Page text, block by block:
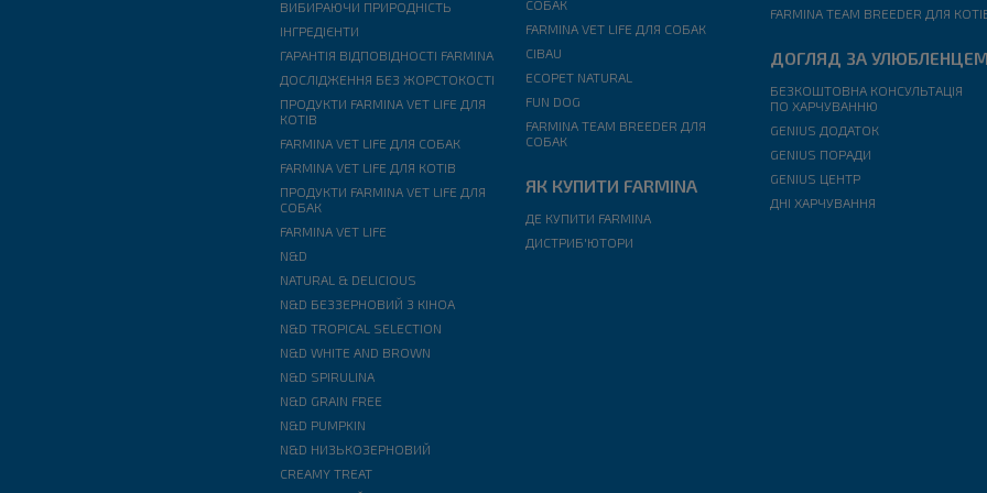
ВИБИРАЮЧИ ПРИРОДНІСТЬ
ІНГРЕДІЄНТИ
ГАРАНТІЯ ВІДПОВІДНОСТІ FARMINA
ДОСЛІДЖЕННЯ БЕЗ ЖОРСТОКОСТІ
ПРОДУКТИ FARMINA VET LIFE ДЛЯ
КОТІВ
FARMINA VET LIFE ДЛЯ СОБАК
FARMINA VET LIFE ДЛЯ КОТІВ
ПРОДУКТИ FARMINA VET LIFE ДЛЯ
СОБАК
FARMINA VET LIFE
N&D
NATURAL & DELICIOUS
N&D БЕЗЗЕРНОВИЙ З КІНОА
N&D TROPICAL SELECTION
N&D WHITE AND BROWN
N&D SPIRULINA
N&D GRAIN FREE
N&D PUMPKIN
N&D НИЗЬКОЗЕРНОВИЙ
CREAMY TREAT
СОБАК
FARMINA VET LIFE ДЛЯ СОБАК
CIBAU
ECOPET NATURAL
FUN DOG
FARMINA TEAM BREEDER ДЛЯ
СОБАК
ЯК КУПИТИ FARMINA
ДЕ КУПИТИ FARMINA
ДИСТРИБ'ЮТОРИ
FARMINA TEAM BREEDER ДЛЯ
ДОГЛЯД ЗА
БЕЗКОШТОВНА КОНСУЛЬТАЦІЯ
ПО ХАРЧУВАННЮ
GENIUS ДОДАТОК
GENIUS ПОРАДИ
GENIUS ЦЕНТР
ДНІ ХАРЧУВАННЯ